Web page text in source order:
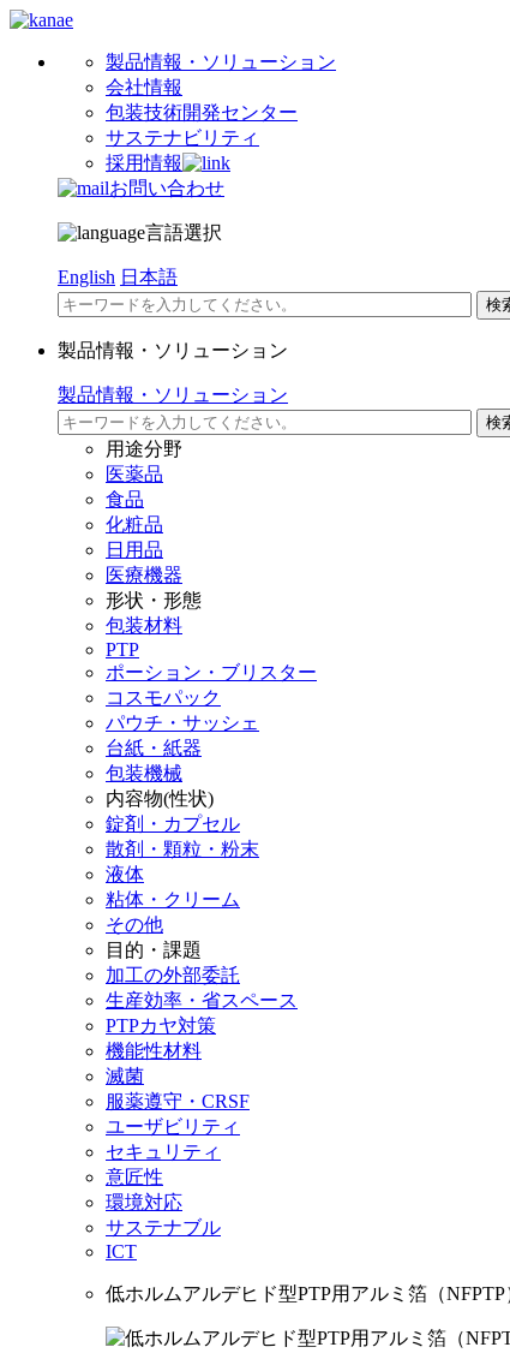
製品情報・ソリューション
会社情報
包装技術開発センター
サステナビリティ
採用情報
お問い合わせ
言語選択
English 日本語
製品情報・ソリューション
製品情報・ソリューション
用途分野
医薬品
食品
化粧品
日用品
医療機器
形状・形態
包装材料
PTP
ポーション・ブリスター
コスモパック
パウチ・サッシェ
台紙・紙器
包装機械
内容物(性状)
錠剤・カプセル
散剤・顆粒・粉末
液体
粘体・クリーム
その他
目的・課題
加工の外部委託
生産効率・省スペース
PTPカヤ対策
機能性材料
滅菌
服薬遵守・CRSF
ユーザビリティ
セキュリティ
意匠性
環境対応
サステナブル
ICT
低ホルムアルデヒド型PTP用アルミ箔（NFPTP